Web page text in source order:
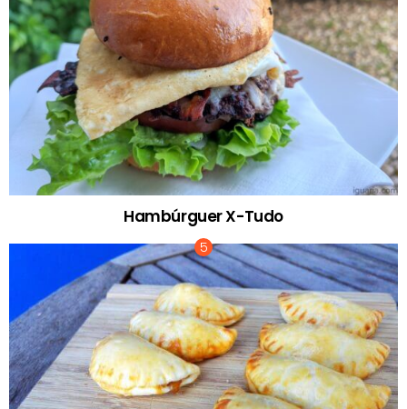
Hambúrguer X-Tudo